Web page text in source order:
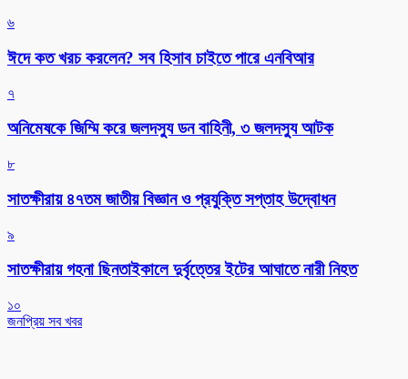
৬
ঈদে কত খরচ করলেন? সব হিসাব চাইতে পারে এনবিআর
৭
অনিমেষকে জিম্মি করে জলদস্যু ডন বাহিনী, ৩ জলদস্যু আটক
৮
সাতক্ষীরায় ৪৭তম জাতীয় বিজ্ঞান ও প্রযুক্তি সপ্তাহ উদ্বোধন
৯
সাতক্ষীরায় গহনা ছিনতাইকালে দুর্বৃত্তের ইটের আঘাতে নারী নিহত
১০
জনপ্রিয় সব খবর